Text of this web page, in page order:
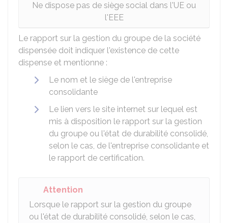
Ne dispose pas de siège social dans l'UE ou
l'EEE
Le rapport sur la gestion du groupe de la société
dispensée doit indiquer l'existence de cette
dispense et mentionne :
Le nom et le siège de l'entreprise
consolidante
Le lien vers le site internet sur lequel est
mis à disposition le rapport sur la gestion
du groupe ou l'état de durabilité consolidé,
selon le cas, de l'entreprise consolidante et
le rapport de certification.
Attention
Lorsque le rapport sur la gestion du groupe
ou l'état de durabilité consolidé, selon le cas,